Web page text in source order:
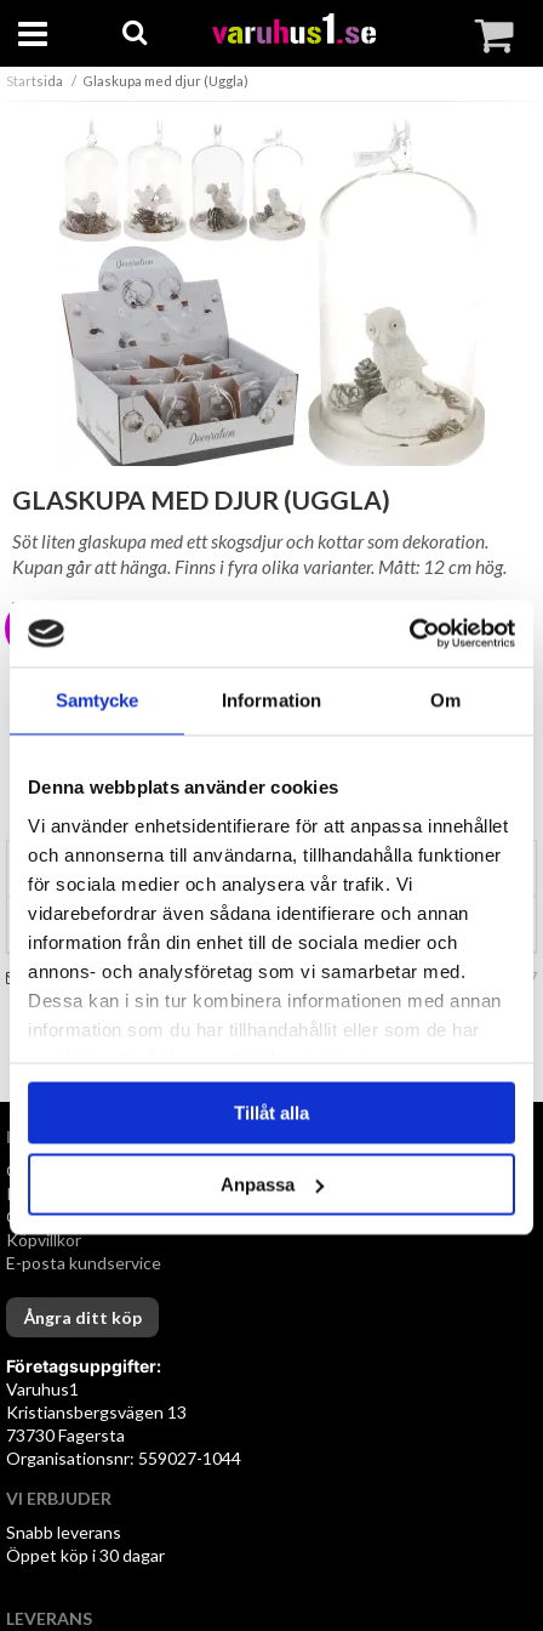
Samtycke Information Om
Denna webbplats använder cookies
Vi använder enhetsidentifierare för att anpassa innehållet
och annonserna till användarna, tillhandahålla funktioner
för sociala medier och analysera vår trafik. Vi
vidarebefordrar även sådana identifierare och annan
information från din enhet till de sociala medier och
annons- och analysföretag som vi samarbetar med.
Dessa kan i sin tur kombinera informationen med annan
information som du har tillhandahållit eller som de har
Tillåt alla
Anpassa
Startsida Glaskupa med djur (Uggla)
GLASKUPA MED DJUR (UGGLA)
Söt liten glaskupa med ett skogsdjur och kottar som dekoration.
Kupan går att hänga. Finns i fyra olika varianter. Mått: 12 cm hög.
39 kr
BEVAKA
Tillfälligt Slut
RECENSIONER (0)
TIPSA
FRÅGA OSS OM VARAN Art. nr 130437
INFORMATION
Om oss
Personuppgiftspolicy
Cookies
Köpvillkor
E-posta kundservice
Ångra ditt köp
Företagsuppgifter:
Varuhus1
Kristiansbergsvägen 13
73730 Fagersta
Organisationsnr: 559027-1044
VI ERBJUDER
Snabb leverans
Öppet köp i 30 dagar
LEVERANS